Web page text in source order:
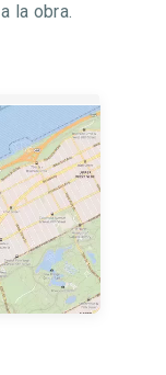
la obra.